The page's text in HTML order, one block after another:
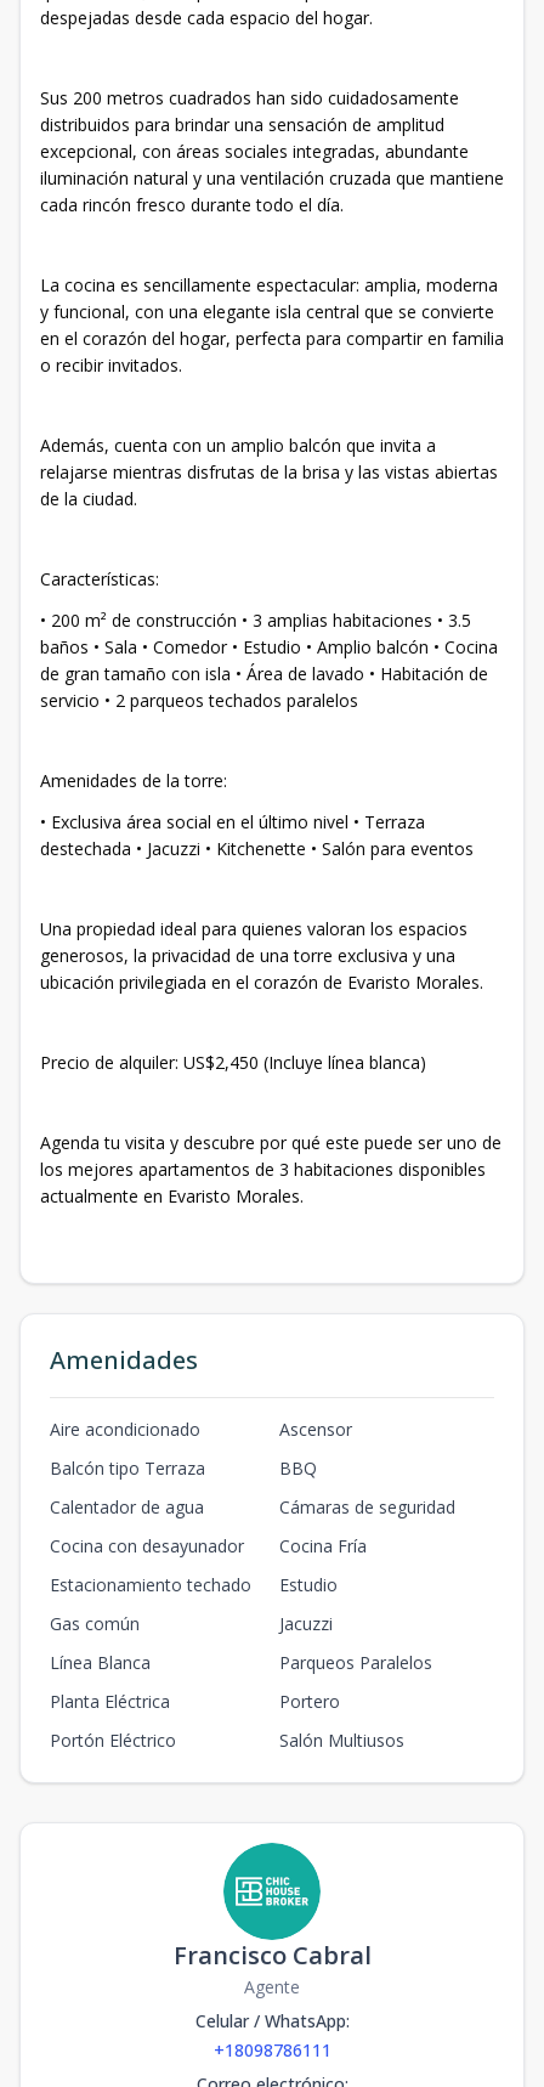
despejadas desde cada espacio del hogar.
Sus 200 metros cuadrados han sido cuidadosamente
distribuidos para brindar una sensación de amplitud
excepcional, con áreas sociales integradas, abundante
iluminación natural y una ventilación cruzada que mantiene
cada rincón fresco durante todo el día.
La cocina es sencillamente espectacular: amplia, moderna
y funcional, con una elegante isla central que se convierte
en el corazón del hogar, perfecta para compartir en familia
o recibir invitados.
Además, cuenta con un amplio balcón que invita a
relajarse mientras disfrutas de la brisa y las vistas abiertas
de la ciudad.
Características:
• 200 m² de construcción • 3 amplias habitaciones • 3.5
baños • Sala • Comedor • Estudio • Amplio balcón • Cocina
de gran tamaño con isla • Área de lavado • Habitación de
servicio • 2 parqueos techados paralelos
Amenidades de la torre:
• Exclusiva área social en el último nivel • Terraza
destechada • Jacuzzi • Kitchenette • Salón para eventos
Una propiedad ideal para quienes valoran los espacios
generosos, la privacidad de una torre exclusiva y una
ubicación privilegiada en el corazón de Evaristo Morales.
Precio de alquiler: US$2,450 (Incluye línea blanca)
Agenda tu visita y descubre por qué este puede ser uno de
los mejores apartamentos de 3 habitaciones disponibles
actualmente en Evaristo Morales.
Amenidades
Aire acondicionado
Ascensor
Balcón tipo Terraza
BBQ
Calentador de agua
Cámaras de seguridad
Cocina con desayunador
Cocina Fría
Estacionamiento techado
Estudio
Gas común
Jacuzzi
Línea Blanca
Parqueos Paralelos
Planta Eléctrica
Portero
Portón Eléctrico
Salón Multiusos
Francisco Cabral
Agente
Celular / WhatsApp:
+18098786111